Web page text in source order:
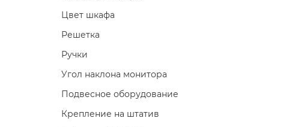
Цвет шкафа
Решетка
Ручки
Угол наклона монитора
Подвесное оборудование
Крепление на штатив